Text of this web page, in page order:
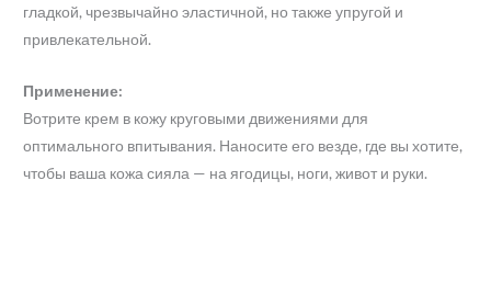
гладкой, чрезвычайно эластичной, но также упругой и
привлекательной.
Применение:
Вотрите крем в кожу круговыми движениями для
оптимального впитывания. Наносите его везде, где вы хотите,
чтобы ваша кожа сияла — на ягодицы, ноги, живот и руки.